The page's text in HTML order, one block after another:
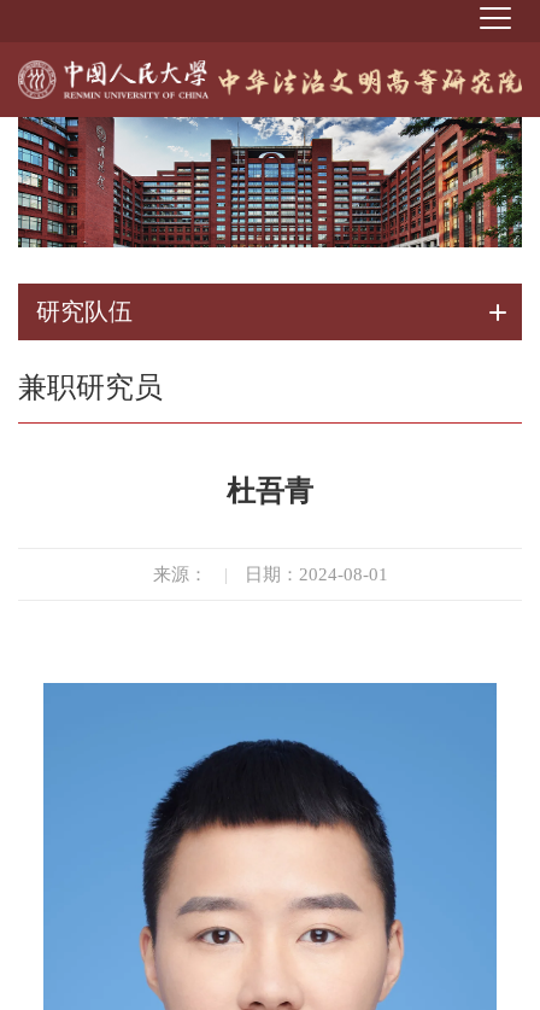
研究队伍
兼职研究员
杜吾青
来源： | 日期：2024-08-01